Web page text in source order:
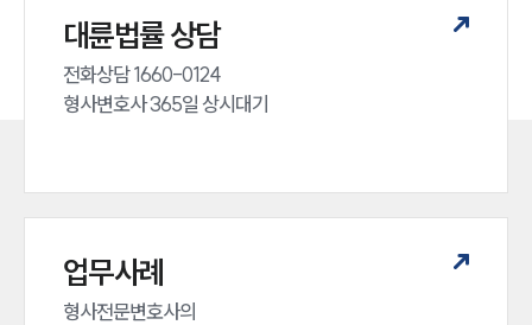
대륜법률 상담
전화상담 1660-0124
형사변호사 365일 상시대기
업무사례
형사전문변호사의